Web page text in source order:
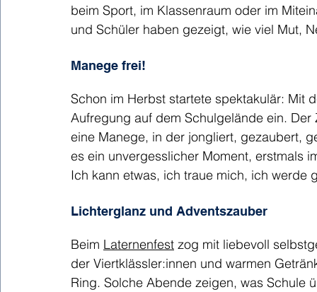
beim Sport, im Klassenraum oder im
und Schüler haben gezeigt, wie viel Mut,
Manege frei!
Schon im Herbst startete spektakulär: Mit
Aufregung auf dem Schulgelände ein.
eine Manege, in der jongliert, gezaubert,
es ein unvergesslicher Moment, erstmals
Ich kann etwas, ich traue mich, ich werde
Lichterglanz und Adventszauber
Beim Laternenfest zog mit liebevoll
der Viertklässler:innen und warmen
Ring. Solche Abende zeigen, was Schule